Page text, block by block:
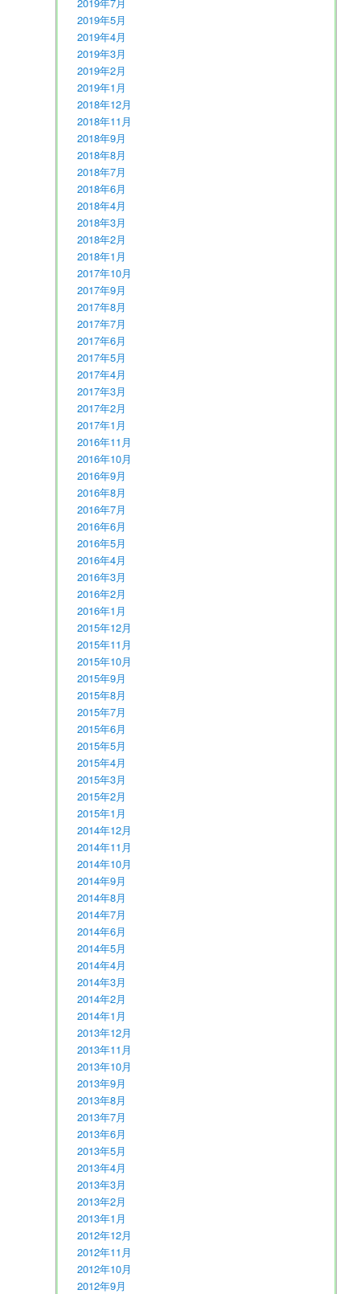
2019年5月
2019年4月
2019年3月
2019年2月
2019年1月
2018年12月
2018年11月
2018年9月
2018年8月
2018年7月
2018年6月
2018年4月
2018年3月
2018年2月
2018年1月
2017年10月
2017年9月
2017年8月
2017年7月
2017年6月
2017年5月
2017年4月
2017年3月
2017年2月
2017年1月
2016年11月
2016年10月
2016年9月
2016年8月
2016年7月
2016年6月
2016年5月
2016年4月
2016年3月
2016年2月
2016年1月
2015年12月
2015年11月
2015年10月
2015年9月
2015年8月
2015年7月
2015年6月
2015年5月
2015年4月
2015年3月
2015年2月
2015年1月
2014年12月
2014年11月
2014年10月
2014年9月
2014年8月
2014年7月
2014年6月
2014年5月
2014年4月
2014年3月
2014年2月
2014年1月
2013年12月
2013年11月
2013年10月
2013年9月
2013年8月
2013年7月
2013年6月
2013年5月
2013年4月
2013年3月
2013年2月
2013年1月
2012年12月
2012年11月
2012年10月
2012年9月